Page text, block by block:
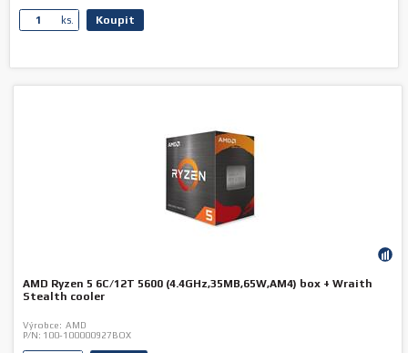
ks. Koupit
AMD Ryzen 5 6C/12T 5600 (4.4GHz,35MB,65W,AM4) box + Wraith
Stealth cooler
Výrobce: AMD
P/N: 100-100000927BOX